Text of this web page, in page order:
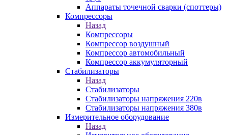
Аппараты точечной сварки (споттеры)
Компрессоры
Назад
Компрессоры
Компрессор воздушный
Компрессор автомобильный
Компрессор аккумуляторный
Стабилизаторы
Назад
Стабилизаторы
Стабилизаторы напряжения 220в
Стабилизаторы напряжения 380в
Измерительное оборудование
Назад